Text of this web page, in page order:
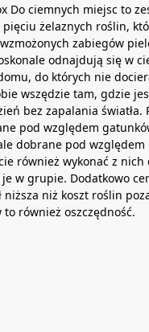
Do ciemnych miejsc to
pięciu żelaznych roślin,
zabiegów
odnajdują się w
do których nie
wszędzie tam, gdzie
bez zapalania światła.
pod względem
dobrane pod względem
również wykonać z nich
w grupie. Dodatkowo
niższa niż koszt roślin
to również oszczędność.